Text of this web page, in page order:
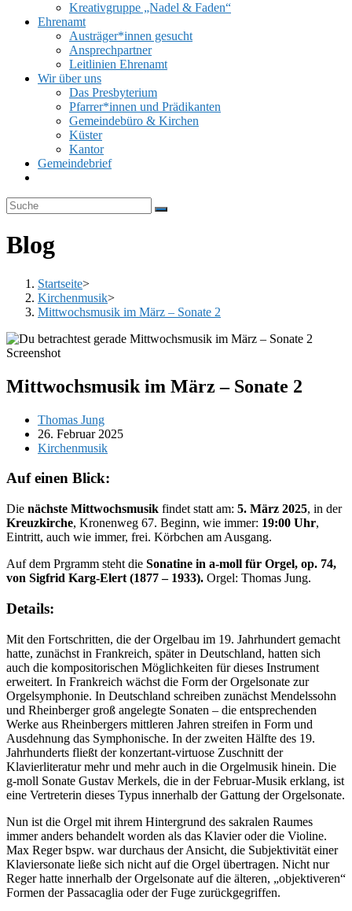
Kreativgruppe „Nadel & Faden“
Ehrenamt
Austräger*innen gesucht
Ansprechpartner
Leitlinien Ehrenamt
Wir über uns
Das Presbyterium
Pfarrer*innen und Prädikanten
Gemeindebüro & Kirchen
Küster
Kantor
Gemeindebrief
umschalten
Blog
Startseite>
Kirchenmusik>
Mittwochsmusik im März – Sonate 2
Screenshot
Mittwochsmusik im März – Sonate 2
Beitrags-
Autor:
Thomas Jung
Beitrag
veröffentlicht:
26. Februar 2025
Beitrags-
Kirchenmusik
Auf einen Blick:
Die nächste Mittwochsmusik findet statt am: 5. März 2025, in der
Kreuzkirche, Kronenweg 67. Beginn, wie immer: 19:00 Uhr,
Eintritt, auch wie immer, frei. Körbchen am Ausgang.
Auf dem Prgramm steht die Sonatine in a-moll für Orgel, op. 74,
von Sigfrid Karg-Elert (1877 – 1933). Orgel: Thomas Jung.
Details:
Mit den Fortschritten, die der Orgelbau im 19. Jahrhundert gemacht
hatte, zunächst in Frankreich, später in Deutschland, hatten sich
auch die kompositorischen Möglichkeiten für dieses Instrument
erweitert. In Frankreich wächst die Form der Orgelsonate zur
Orgelsymphonie. In Deutschland schreiben zunächst Mendelssohn
und Rheinberger groß angelegte Sonaten – die entsprechenden
Werke aus Rheinbergers mittleren Jahren streifen in Form und
Ausdehnung das Symphonische. In der zweiten Hälfte des 19.
Jahrhunderts fließt der konzertant-virtuose Zuschnitt der
Klavierliteratur mehr und mehr auch in die Orgelmusik hinein. Die
g-moll Sonate Gustav Merkels, die in der Februar-Musik erklang, ist
eine Vertreterin dieses Typus innerhalb der Gattung der Orgelsonate.
Nun ist die Orgel mit ihrem Hintergrund des sakralen Raumes
immer anders behandelt worden als das Klavier oder die Violine.
Max Reger bspw. war durchaus der Ansicht, die Subjektivität einer
Klaviersonate ließe sich nicht auf die Orgel übertragen. Nicht nur
Reger hatte innerhalb der Orgelsonate auf die älteren, „objektiveren“
Formen der Passacaglia oder der Fuge zurückgegriffen.